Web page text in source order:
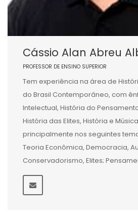
Cássio Alan Abreu
PROFESSOR DE ENSINO SUPERIOR
Tem experiência na área de
do Brasil Contemporâneo, com
Intelectual, História do
História das Elites, História e
principalmente nos seguintes
Teoria Econômica, Democracia,
Conservadorismo, Elites;